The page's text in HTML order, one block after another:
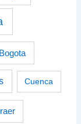
Bogota
Cuenca